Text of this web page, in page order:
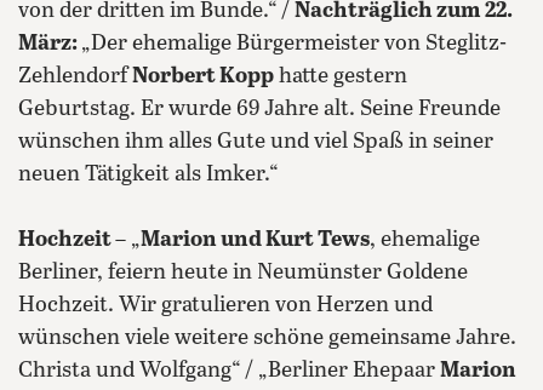
von der dritten im Bunde.“ / Nachträglich zum 22.
März: „Der ehemalige Bürgermeister von Steglitz-
ZehlendorfNorbert Kopp hatte gestern
Geburtstag. Er wurde 69 Jahre alt. Seine Freunde
wünschen ihm alles Gute und viel Spaß in seiner
neuen Tätigkeit als Imker.“
Hochzeit– „Marion und Kurt Tews, ehemalige
Berliner, feiern heute in Neumünster Goldene
Hochzeit. Wir gratulieren von Herzen und
wünschen viele weitere schöne gemeinsame Jahre.
Christa und Wolfgang“ / „Berliner Ehepaar Marion